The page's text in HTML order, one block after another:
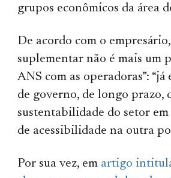
grupos econômicos da área
De acordo com o empresário,
suplementar não é mais um
ANS com as operadoras”:
de governo, de longo prazo,
sustentabilidade do setor
de acessibilidade na outra
Por sua vez, em artigo